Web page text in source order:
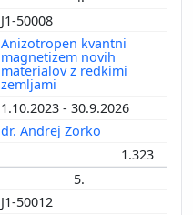
J1-50008
Anizotropen kvantni
magnetizem novih
materialov z redkimi
zemljami
1.10.2023 - 30.9.2026
dr. Andrej Zorko
1.323
5.
J1-50012